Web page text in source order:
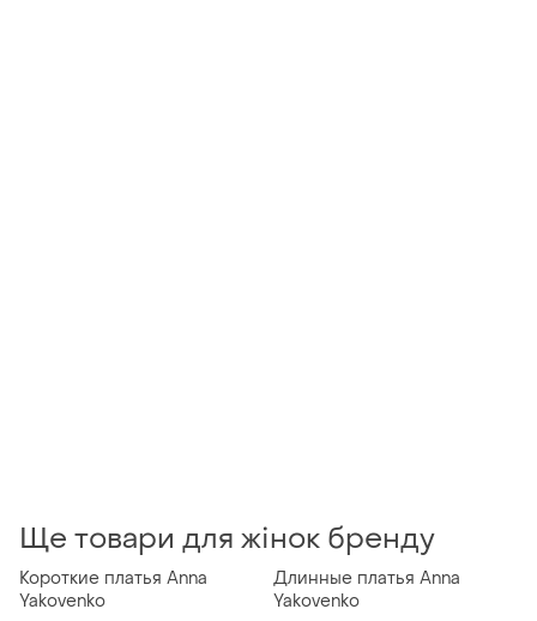
Ще товари для жінок бренду
Короткие платья Anna
Yakovenko
Длинные платья Anna
Yakovenko